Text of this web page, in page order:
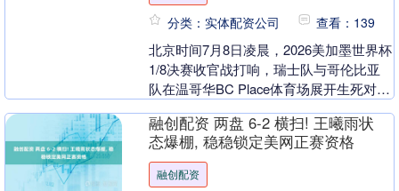
分类：实体配资公司 查看：139
北京时间7月8日凌晨，2026美加墨世界杯
1/8决赛收官战打响，瑞士队与哥伦比亚
队在温哥华BC Place体育场展开生死对
残....
融创配资 两盘 6-2 横扫! 王曦雨状
态爆棚, 稳稳锁定美网正赛资格
融创配资